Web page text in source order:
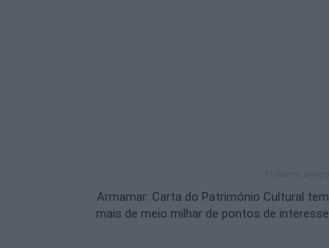
Armamar: Carta do Património Cultural tem
mais de meio milhar de pontos de interesse